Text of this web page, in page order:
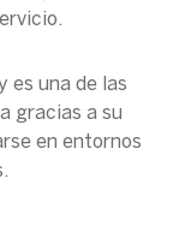
es una de las
gracias a su
en entornos